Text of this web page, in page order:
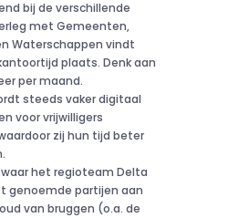
bij de verschillende
met Gemeenten,
Waterschappen vindt
plaats. Denk aan
per maand.
steeds vaker digitaal
voor vrijwilligers
zij hun tijd beter
het regioteam Delta
genoemde partijen aan
van bruggen (o.a. de